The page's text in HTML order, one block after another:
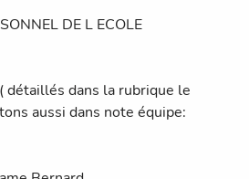
DE L ECOLE
détaillés dans la rubrique le
aussi dans note équipe: